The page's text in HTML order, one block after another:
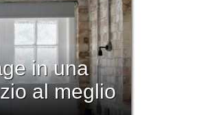
in una
al meglio